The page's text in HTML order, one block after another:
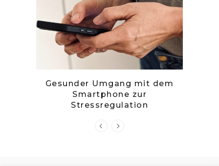
Gesunder Umgang mit dem
Smartphone zur
Stressregulation